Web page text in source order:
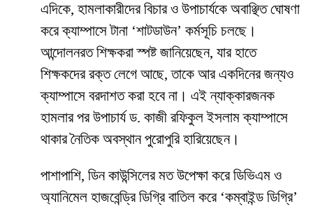
​এদিকে, হামলাকারীদের বিচার ও উপাচার্যকে অবাঞ্ছিত ঘোষণা
করে ক্যাম্পাসে টানা ‘শাটডাউন’ কর্মসূচি চলছে।
আন্দোলনরত শিক্ষকরা স্পষ্ট জানিয়েছেন, যার হাতে
শিক্ষকদের রক্ত লেগে আছে, তাকে আর একদিনের জন্যও
ক্যাম্পাসে বরদাশত করা হবে না। এই ন্যাক্কারজনক
হামলার পর উপাচার্য ড. কাজী রফিকুল ইসলাম ক্যাম্পাসে
থাকার নৈতিক অবস্থান পুরোপুরি হারিয়েছেন।
​পাশাপাশি, ডিন কাউন্সিলের মত উপেক্ষা করে ডিভিএম ও
অ্যানিমেল হাজবেন্ড্রি ডিগ্রি বাতিল করে ‘কম্বাইন্ড ডিগ্রি’